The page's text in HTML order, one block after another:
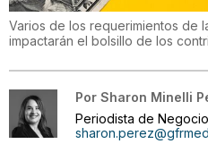
Varios de los requerimientos de
impactarán el bolsillo de los
Por Sharon Minelli
Periodista de